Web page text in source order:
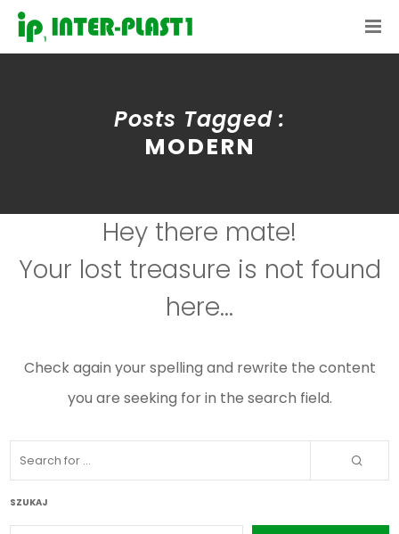
Posts Tagged :
MODERN
Hey there mate!
Your lost treasure is not found
here...
Check again your spelling and rewrite the content
you are seeking for in the search field.
SZUKAJ